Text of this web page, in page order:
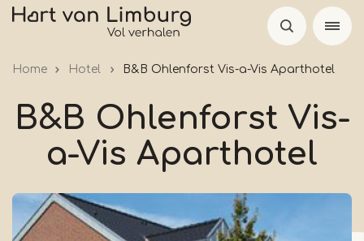
Overslaan
inhoud
gaan
Home Hotel B&B Ohlenforst Vis-a-Vis Aparthotel
B&B Ohlenforst Vis-
a-Vis Aparthotel